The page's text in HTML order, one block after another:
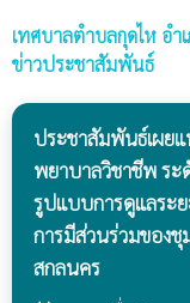
เทศบาลตำบลกุดไห อำ
ข่าวประชาสัมพันธ์
ประชาสัมพันธ์เผย
พยาบาลวิชาชีพ ร
รูปแบบการดูแลระ
การมีส่วนร่วมของ
สกลนคร